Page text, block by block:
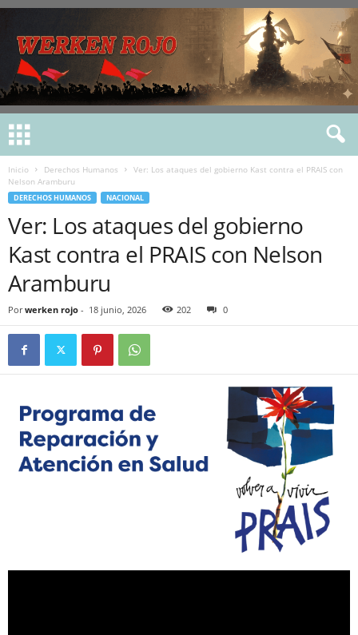
Inicio Derechos Humanos
Ver: Los ataques del gobierno Kast contra el PRAIS con
Nelson Aramburu
DERECHOS HUMANOS NACIONAL
Ver: Los ataques del gobierno
Kast contra el PRAIS con Nelson
Aramburu
Por werken rojo - 18 junio, 2026 202 0